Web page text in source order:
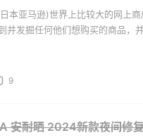
本亚马逊)世界上比较大的网上
并发掘任何他们想购买的商品，
9
安耐晒 2024新款夜间修
低至5折+免邮